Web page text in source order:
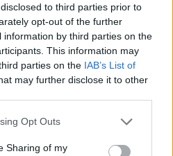
to third parties prior to
opt-out of the further
by third parties on the
This information may
parties on the IAB’s List of
may further disclose it to other
app uses one or more Google
behaviour. You may click to
Opt Outs
Sharing of my